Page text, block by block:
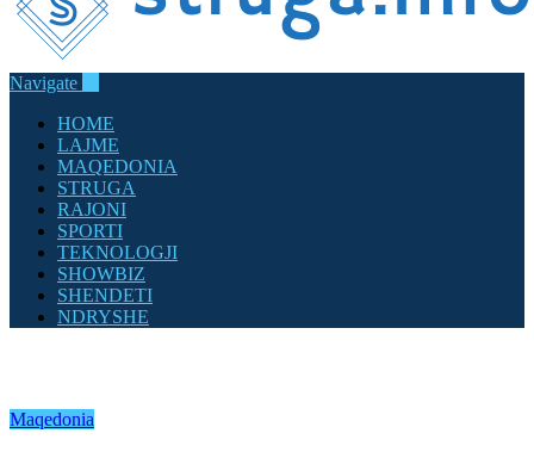
Navigate
HOME
LAJME
MAQEDONIA
STRUGA
RAJONI
SPORTI
TEKNOLOGJI
SHOWBIZ
SHENDETI
NDRYSHE
Maqedonia